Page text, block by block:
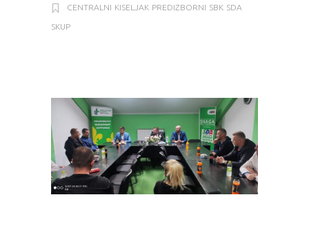
CENTRALNI KISELJAK PREDIZBORNI SBK SDA
SKUP